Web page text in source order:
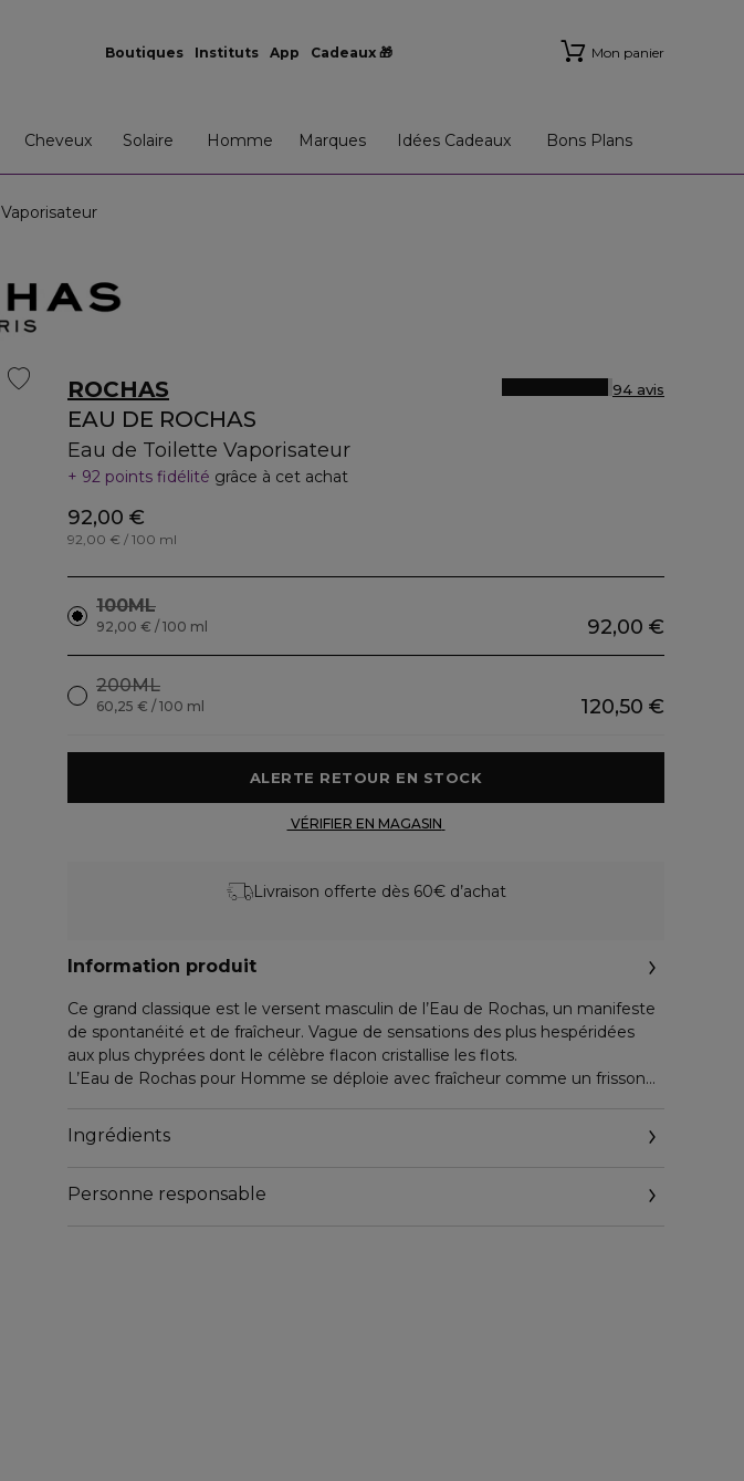
Boutiques Instituts App Cadeaux 🎁 Mon panier
Cheveux Solaire Homme Marques Idées Cadeaux Bons Plans
ROCHAS
EAU DE ROCHAS
Eau de Toilette Vaporisateur
94 avis
92 points fidélité grâce à cet achat
92,00 €
92,00 € / 100 ml
100ML
92,00 €
92,00 € / 100 ml
200ML
120,50 €
60,25 € / 100 ml
Livraison offerte dès 60€ d’achat
Information produit
Ce grand classique est le versent masculin de l’Eau de Rochas, un manifeste
de spontanéité et de fraîcheur. Vague de sensations des plus hespéridées
aux plus chyprées dont le célèbre flacon cristallise les flots.
L’Eau de Rochas pour Homme se déploie avec fraîcheur comme un frisson
Cologne intemporelle et racée dont un soupçon d’aromates, coriandre,
basilic, pin, armoise, singularise la signature. Le secret d’élégance de ce
Ingrédients
Personne responsable